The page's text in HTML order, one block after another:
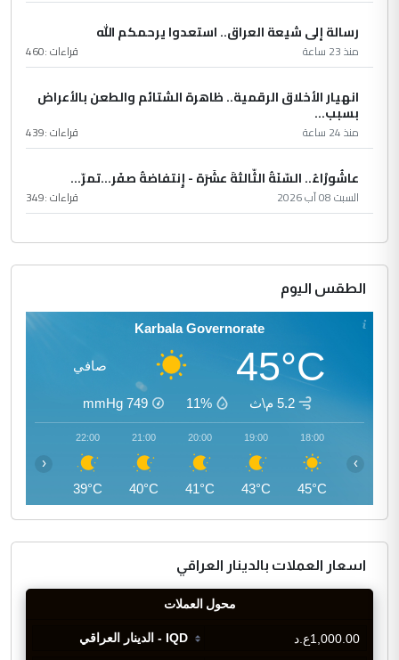
رسالة إلى شيعة العراق.. استعدوا يرحمكم الله
منذ 23 ساعة قراءات :460
انهيار الأخلاق الرقمية.. ظاهرة الشتائم والطعن بالأعراض
بسبب...
منذ 24 ساعة قراءات :439
عاشُورْاءُ.. السّنَةُ الثّالثةَ عشَرَة - إِنتفاضةُ صفَر…تمرّ...
السبت 08 آب 2026 قراءات :349
الطقس اليوم
Karbala Governorate
45°C صافي
5.2 م\ث 11%
749
mmHg
18:00
45°C
19:00
43°C
20:00
41°C
21:00
40°C
22:00
39°C
‹ ›
اسعار العملات بالدينار العراقي